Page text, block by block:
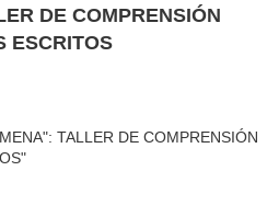
DE COMPRENSIÓN
ESCRITOS